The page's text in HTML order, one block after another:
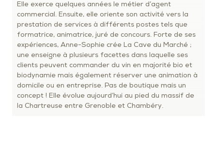
Elle exerce quelques années le métier d’agent
commercial. Ensuite, elle oriente son activité vers la
prestation de services à différents postes tels que
formatrice, animatrice, juré de concours. Forte de ses
expériences, Anne-Sophie crée La Cave du Marché ;
une enseigne à plusieurs facettes dans laquelle ses
clients peuvent commander du vin en majorité bio et
biodynamie mais également réserver une animation à
domicile ou en entreprise. Pas de boutique mais un
concept ! Elle évolue aujourd’hui au pied du massif de
la Chartreuse entre Grenoble et Chambéry.